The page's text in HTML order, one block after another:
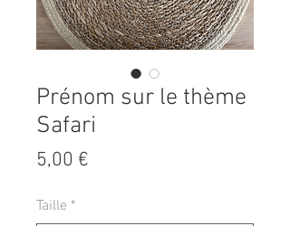
Prénom sur le thème
Safari
5,00 €
Taille *